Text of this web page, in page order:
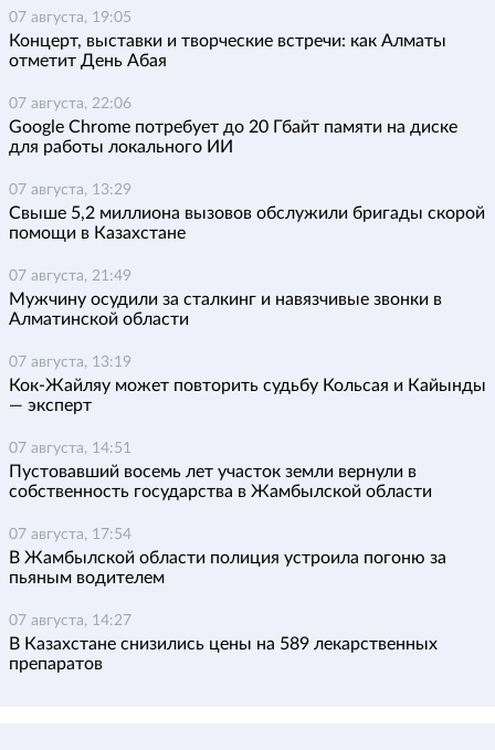
07 августа, 19:05
Концерт, выставки и творческие встречи: как Алматы
отметит День Абая
07 августа, 22:06
Google Chrome потребует до 20 Гбайт памяти на диске
для работы локального ИИ
07 августа, 13:29
Свыше 5,2 миллиона вызовов обслужили бригады скорой
помощи в Казахстане
07 августа, 21:49
Мужчину осудили за сталкинг и навязчивые звонки в
Алматинской области
07 августа, 13:19
Кок-Жайляу может повторить судьбу Кольсая и Кайынды
— эксперт
07 августа, 14:51
Пустовавший восемь лет участок земли вернули в
собственность государства в Жамбылской области
07 августа, 17:54
В Жамбылской области полиция устроила погоню за
пьяным водителем
07 августа, 14:27
В Казахстане снизились цены на 589 лекарственных
препаратов